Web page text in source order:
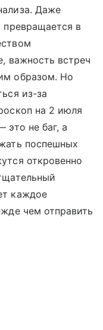
Даже
превращается в
важность встреч
образом. Но
из-за
на 2 июля
это не баг, а
поспешных
откровенно
каждое
чем отправить